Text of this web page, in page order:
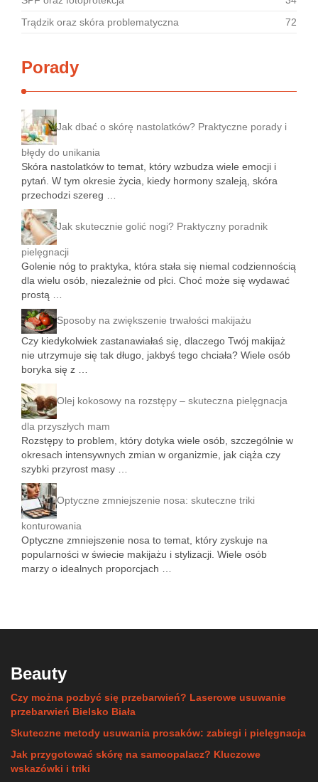
Trądzik oraz skóra problematyczna
72
Porady
Jak dbać o skórę nastolatków? Praktyczne porady i
błędy do unikania
Skóra nastolatków to temat, który wzbudza wiele emocji i
pytań. W tym okresie życia, kiedy hormony szaleją, skóra
przechodzi szereg …
Jak skutecznie golić nogi? Praktyczny poradnik
pielęgnacji
Golenie nóg to praktyka, która stała się niemal codziennością
dla wielu osób, niezależnie od płci. Choć może się wydawać
prostą …
Sposoby na zwiększenie trwałości makijażu
Czy kiedykolwiek zastanawiałaś się, dlaczego Twój makijaż
nie utrzymuje się tak długo, jakbyś tego chciała? Wiele osób
boryka się z …
Olej kokosowy na rozstępy – skuteczna pielęgnacja
dla przyszłych mam
Rozstępy to problem, który dotyka wiele osób, szczególnie w
okresach intensywnych zmian w organizmie, jak ciąża czy
szybki przyrost masy …
Optyczne zmniejszenie nosa: skuteczne triki
konturowania
Optyczne zmniejszenie nosa to temat, który zyskuje na
popularności w świecie makijażu i stylizacji. Wiele osób
marzy o idealnych proporcjach …
Beauty
Czy można pozbyć się przebarwień? Laserowe usuwanie
przebarwień Bielsko Biała
Skuteczne metody usuwania prosaków: zabiegi i pielęgnacja
Jak przygotować skórę na samoopalacz? Kluczowe
wskazówki i triki